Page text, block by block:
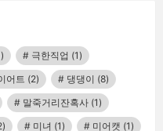
극한직업 (1)
어트 (2) 댕댕이 (8)
말죽거리잔혹사 (1)
미녀 (1) 미어캣 (1)